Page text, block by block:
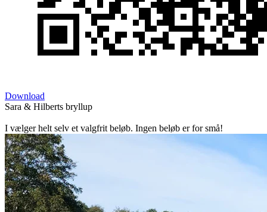
Download
Sara & Hilberts bryllup
I vælger helt selv et valgfrit beløb. Ingen beløb er for små!